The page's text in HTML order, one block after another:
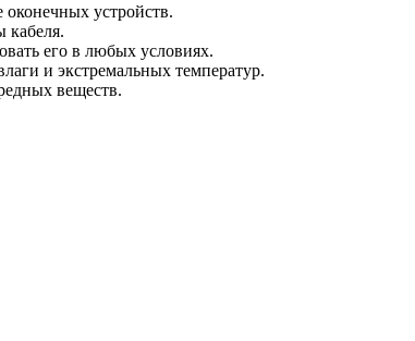
оконечных устройств.
кабеля.
его в любых условиях.
и экстремальных температур.
веществ.